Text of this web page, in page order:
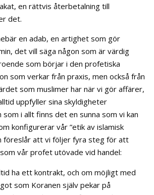
en rättvis återbetalning till
det.
en adab, en artighet som gör
det vill säga någon som är värdig
som börjar i den profetiska
som verkar från praxis, men också från
som muslimer har när vi gör affärer,
uppfyller sina skyldigheter
som i allt finns det en sunna som vi kan
konfigurerar vår ”etik av islamisk
föreslår att vi följer fyra steg för att
vår profet utövade vid handel:
ha ett kontrakt, och om möjligt med
som Koranen själv pekar på